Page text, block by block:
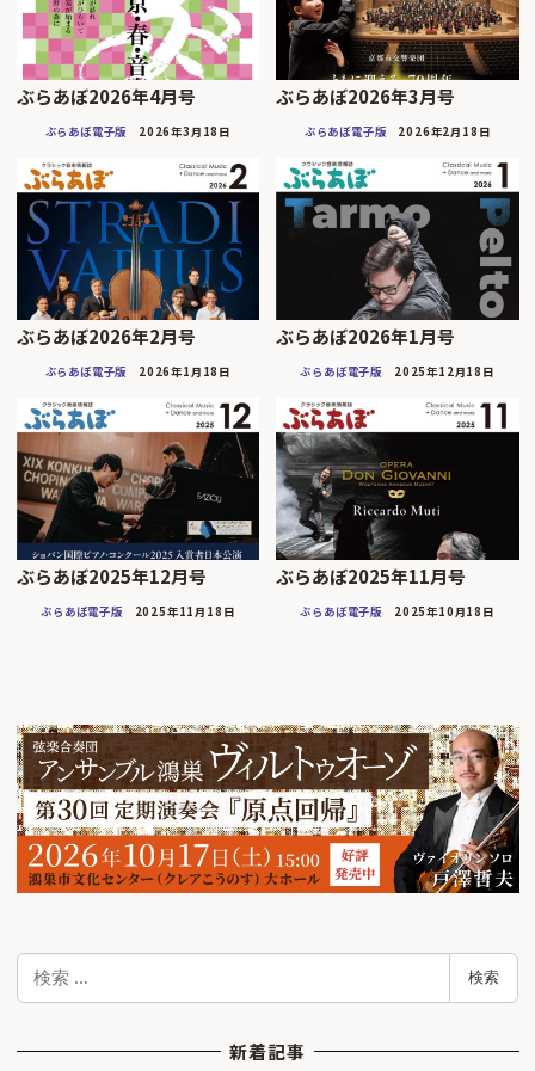
ぶらあぼ2026年4月号
ぶらあぼ電子版 2026年3月18日
ぶらあぼ2026年3月号
ぶらあぼ電子版 2026年2月18日
ぶらあぼ2026年2月号
ぶらあぼ電子版 2026年1月18日
ぶらあぼ2026年1月号
ぶらあぼ電子版 2025年12月18日
ぶらあぼ2025年12月号
ぶらあぼ電子版 2025年11月18日
ぶらあぼ2025年11月号
ぶらあぼ電子版 2025年10月18日
検
検索
新着記事